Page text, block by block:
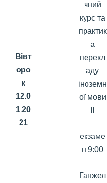
Вівт
оро
к
12.0
1.20
21
чний
курс та
практик
а
перекл
аду
іноземн
ої мови
екзаме
н 9:00
Ганжел